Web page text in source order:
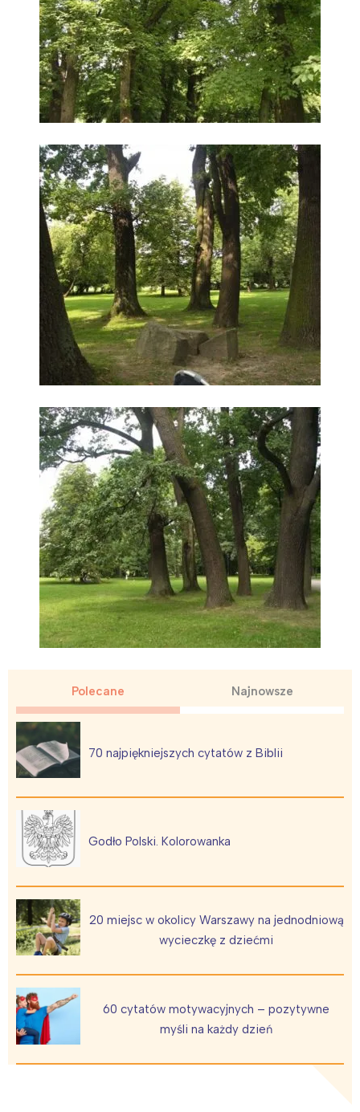
Polecane Najnowsze
70 najpiękniejszych cytatów z Biblii
Godło Polski. Kolorowanka
20 miejsc w okolicy Warszawy na jednodniową
wycieczkę z dziećmi
60 cytatów motywacyjnych – pozytywne
myśli na każdy dzień